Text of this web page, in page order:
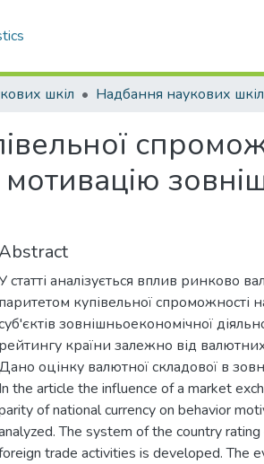
шкіл
статті аналізується вплив ринково
паритетом купівельної спроможності
зовнішньоекономічної
рейтингу країни залежно від
оцінку валютної складової в
In the article the influence of a market
of national currency on behavior
The system of the country
trade activities is developed. The